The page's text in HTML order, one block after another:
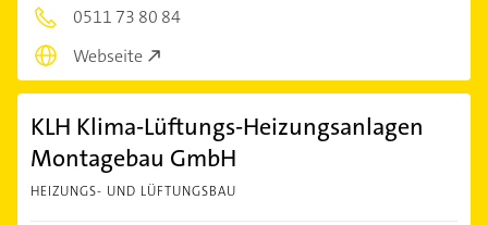
0511 73 80 84
Webseite
KLH Klima-Lüftungs-Heizungsanlagen
Montagebau GmbH
HEIZUNGS- UND LÜFTUNGSBAU